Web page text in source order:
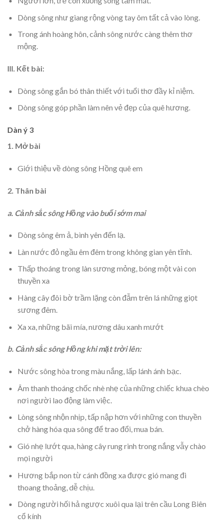
Dòng sông như giang rộng vòng tay ôm tất cả vào lòng.
Trong ánh hoàng hôn, cảnh sông nước càng thêm thơ
mộng.
III. Kết bài:
Dòng sông gắn bó thân thiết với tuổi thơ đầy kỉ niệm.
Dòng sông góp phần làm nên vẻ đẹp của quê hương.
Dàn ý 3
1. Mở bài
Giới thiệu về dòng sông Hồng quê em
2. Thân bài
a. Cảnh sắc sông Hồng vào buổi sớm mai
Dòng sông êm ả, bình yên đến lạ.
Làn nước đỏ ngầu êm đêm trong không gian yên tĩnh.
Thấp thoáng trong làn sương mỏng, bóng một vài con
thuyền xa
Hàng cây đôi bờ trầm lặng còn đẫm trên lá những giọt
sương đêm.
Xa xa, những bãi mía, nương dâu xanh mướt
b. Cảnh sắc sông Hồng khi mặt trời lên:
Nước sông hòa trong màu nắng, lấp lánh ánh bạc.
Âm thanh thoáng chốc nhè nhẹ của những chiếc khua chèo
nơi người lao động làm việc.
Lòng sông nhộn nhịp, tấp nập hơn với những con thuyền
chở hàng hóa qua sông để trao đổi, mua bán.
Gió nhẹ lướt qua, hàng cây rung rinh trong nắng vẫy chào
mọi người
Hương bắp non từ cánh đồng xa được gió mang đi
thoang thoảng, dễ chịu.
Dòng người hối hả ngược xuôi qua lại trên cầu Long Biên
cổ kính